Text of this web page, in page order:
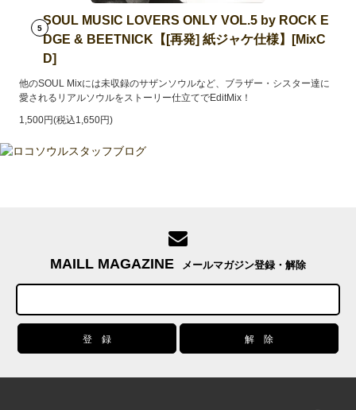
5
SOUL MUSIC LOVERS ONLY VOL.5 by ROCK E
DGE & BEETNICK【[再発] 紙ジャケ仕様】[MixC
D]
他のSOUL Mixには未収録のサザンソウルなど、ブラザー・シスター達に
愛されるリアルソウルをストーリー仕立てでEditMix！
1,500円(税込1,650円)
MAILL MAGAZINE メールマガジン登録・解除